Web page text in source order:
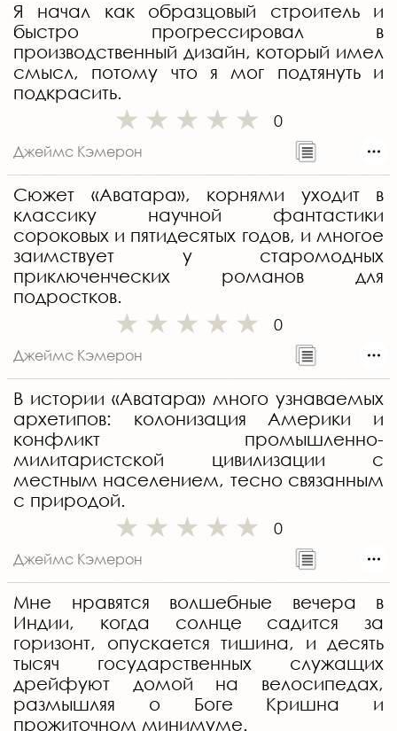
Я начал как образцовый строитель и
быстро прогрессировал в
производственный дизайн, который имел
смысл, потому что я мог подтянуть и
подкрасить.
0
Джеймс Кэмерон
Сюжет «Аватара», корнями уходит в
классику научной фантастики
сороковых и пятидесятых годов, и многое
заимствует у старомодных
приключенческих романов для
подростков.
0
Джеймс Кэмерон
В истории «Аватара» много узнаваемых
архетипов: колонизация Америки и
конфликт промышленно-
милитаристской цивилизации с
местным населением, тесно связанным
с природой.
0
Джеймс Кэмерон
Мне нравятся волшебные вечера в
Индии, когда солнце садится за
горизонт, опускается тишина, и десять
тысяч государственных служащих
дрейфуют домой на велосипедах,
размышляя о Боге Кришна и
прожиточном минимуме.